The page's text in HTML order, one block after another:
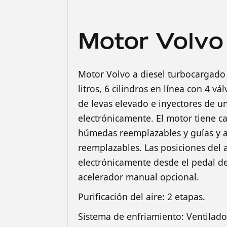
Motor
Motor Volvo a diesel turbocargado
litros, 6 cilindros en línea con 4
de levas elevado e inyectores de
electrónicamente. El motor tiene
húmedas reemplazables y guías y
reemplazables. Las posiciones del
electrónicamente desde el pedal
acelerador manual opcional.
Purificación del aire: 2 etapas.
Sistema de enfriamiento: